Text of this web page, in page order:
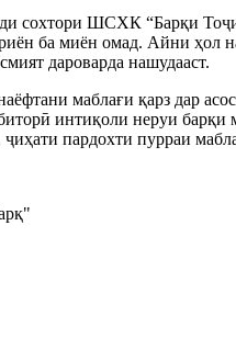
сохтори ШСХК “Барқи
ба миён омад. Айни ҳол
дароварда нашудааст.
маблағи қарз дар
интиқоли неруи
пардохти пурраи